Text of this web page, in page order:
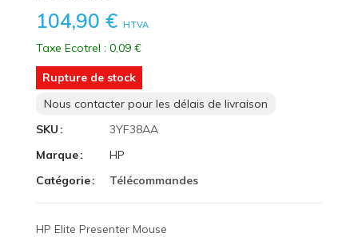
104,90 € HTVA
Taxe Ecotrel : 0,09 €
Rupture de stock
Nous contacter pour les délais de livraison
SKU
3YF38AA
Marque
HP
Catégorie
Télécommandes
HP Elite Presenter Mouse